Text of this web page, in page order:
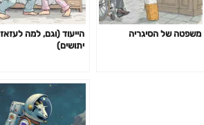
משפטה של הסיגריה
הייעוד (וגם, למה
יתושים)